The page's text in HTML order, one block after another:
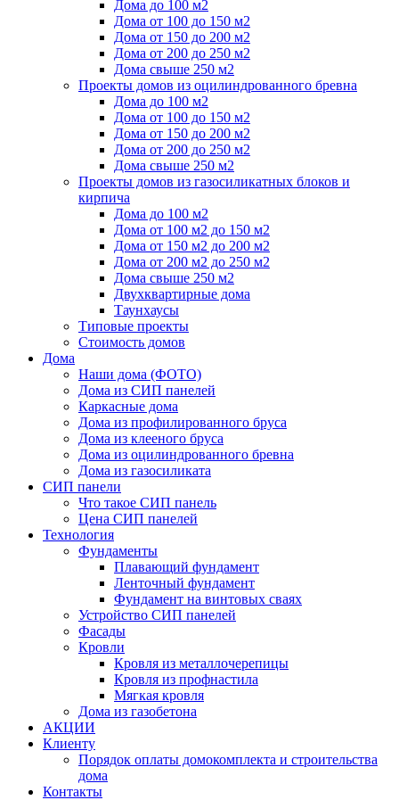
Дома до 100 м2
Дома от 100 до 150 м2
Дома от 150 до 200 м2
Дома от 200 до 250 м2
Дома свыше 250 м2
Проекты домов из оцилиндрованного бревна
Дома до 100 м2
Дома от 100 до 150 м2
Дома от 150 до 200 м2
Дома от 200 до 250 м2
Дома свыше 250 м2
Проекты домов из газосиликатных блоков и
кирпича
Дома до 100 м2
Дома от 100 м2 до 150 м2
Дома от 150 м2 до 200 м2
Дома от 200 м2 до 250 м2
Дома свыше 250 м2
Двухквартирные дома
Таунхаусы
Типовые проекты
Стоимость домов
Дома
Наши дома (ФОТО)
Дома из СИП панелей
Каркасные дома
Дома из профилированного бруса
Дома из клееного бруса
Дома из оцилиндрованного бревна
Дома из газосиликата
СИП панели
Что такое СИП панель
Цена СИП панелей
Технология
Фундаменты
Плавающий фундамент
Ленточный фундамент
Фундамент на винтовых сваях
Устройство СИП панелей
Фасады
Кровли
Кровля из металлочерепицы
Кровля из профнастила
Мягкая кровля
Дома из газобетона
АКЦИИ
Клиенту
Порядок оплаты домокомплекта и строительства
дома
Контакты